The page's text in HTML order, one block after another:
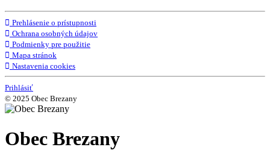
Prehlásenie o prístupnosti
Ochrana osobných údajov
Podmienky pre použitie
Mapa stránok
Nastavenia cookies
Prihlásiť
© 2025 Obec Brezany
Obec Brezany